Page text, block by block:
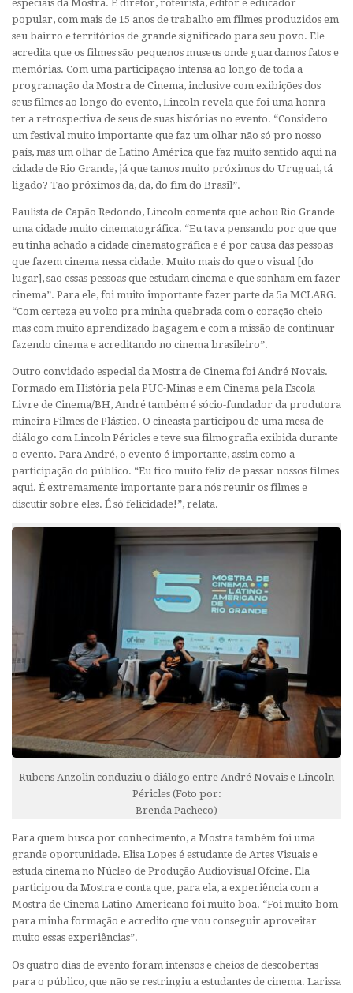
especiais da Mostra. É diretor, roteirista, editor e educador
popular, com mais de 15 anos de trabalho em filmes produzidos em
seu bairro e territórios de grande significado para seu povo. Ele
acredita que os filmes são pequenos museus onde guardamos fatos e
memórias. Com uma participação intensa ao longo de toda a
programação da Mostra de Cinema, inclusive com exibições dos
seus filmes ao longo do evento, Lincoln revela que foi uma honra
ter a retrospectiva de seus de suas histórias no evento. “Considero
um festival muito importante que faz um olhar não só pro nosso
país, mas um olhar de Latino América que faz muito sentido aqui na
cidade de Rio Grande, já que tamos muito próximos do Uruguai, tá
ligado? Tão próximos da, da, do fim do Brasil”.
Paulista de Capão Redondo, Lincoln comenta que achou Rio Grande
uma cidade muito cinematográfica. “Eu tava pensando por que que
eu tinha achado a cidade cinematográfica e é por causa das pessoas
que fazem cinema nessa cidade. Muito mais do que o visual [do
lugar], são essas pessoas que estudam cinema e que sonham em fazer
cinema”. Para ele, foi muito importante fazer parte da 5a MCLARG.
“Com certeza eu volto pra minha quebrada com o coração cheio
mas com muito aprendizado bagagem e com a missão de continuar
fazendo cinema e acreditando no cinema brasileiro”.
Outro convidado especial da Mostra de Cinema foi André Novais.
Formado em História pela PUC-Minas e em Cinema pela Escola
Livre de Cinema/BH, André também é sócio-fundador da produtora
mineira Filmes de Plástico. O cineasta participou de uma mesa de
diálogo com Lincoln Péricles e teve sua filmografia exibida durante
o evento. Para André, o evento é importante, assim como a
participação do público. “Eu fico muito feliz de passar nossos filmes
aqui. É extremamente importante para nós reunir os filmes e
discutir sobre eles. É só felicidade!”, relata.
Rubens Anzolin conduziu o diálogo entre André Novais e Lincoln
Péricles (Foto por:
Brenda Pacheco)
Para quem busca por conhecimento, a Mostra também foi uma
grande oportunidade. Elisa Lopes é estudante de Artes Visuais e
estuda cinema no Núcleo de Produção Audiovisual Ofcine. Ela
participou da Mostra e conta que, para ela, a experiência com a
Mostra de Cinema Latino-Americano foi muito boa. “Foi muito bom
para minha formação e acredito que vou conseguir aproveitar
muito essas experiências”.
Os quatro dias de evento foram intensos e cheios de descobertas
para o público, que não se restringiu a estudantes de cinema. Larissa